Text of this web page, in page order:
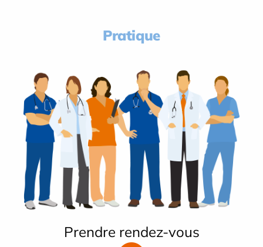
Pratique
Prendre rendez-vous